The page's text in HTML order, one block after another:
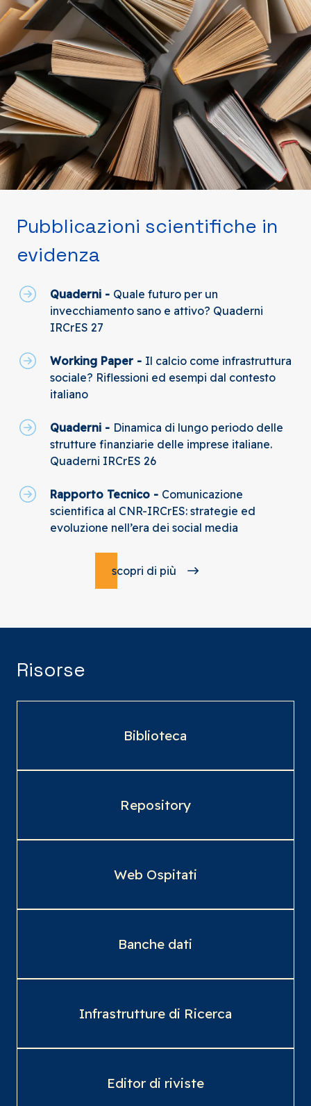
Pubblicazioni scientifiche in
evidenza
Quaderni - Quale futuro per un
invecchiamento sano e attivo? Quaderni
IRCrES 27
Working Paper - Il calcio come infrastruttura
sociale? Riflessioni ed esempi dal contesto
italiano
Quaderni - Dinamica di lungo periodo delle
strutture finanziarie delle imprese italiane.
Quaderni IRCrES 26
Rapporto Tecnico - Comunicazione
scientifica al CNR-IRCrES: strategie ed
evoluzione nell’era dei social media
scopri di più
Risorse
Biblioteca
Repository
Web Ospitati
Banche dati
Infrastrutture di Ricerca
Editor di riviste